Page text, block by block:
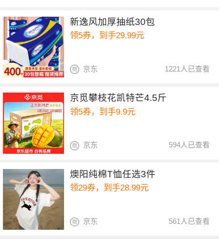
新逸风加厚抽纸30包
领5券，到手29.99元
1221人已查看
京东
京觅攀枝花凯特芒4.5斤
领5券，到手9.9元
594人已查看
京东
燠阳纯棉T恤任选3件
领29券，到手28.99元
561人已查看
京东